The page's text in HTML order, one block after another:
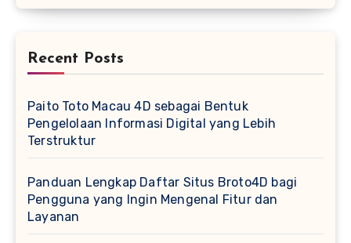
Recent Posts
Paito Toto Macau 4D sebagai Bentuk
Pengelolaan Informasi Digital yang Lebih
Terstruktur
Panduan Lengkap Daftar Situs Broto4D bagi
Pengguna yang Ingin Mengenal Fitur dan
Layanan